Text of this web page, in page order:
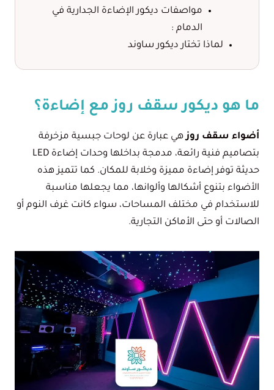
مواصفات ديكور الإضاءة الجدارية في
الدمام :
لماذا تختار ديكور ساوند
ما هو ديكور سقف روز مع إضاءة؟
أضواء سقف روزهي عبارة عن لوحات جبسية مزخرفة
بتصاميم فنية رائعة، مدمجة بداخلها وحدات إضاءة LED
حديثة توفر إضاءة مميزة وخلابة للمكان. كما تتميز هذه
الأضواء بتنوع أشكالها وألوانها، مما يجعلها مناسبة
للاستخدام في مختلف المساحات، سواء كانت غرف النوم أو
الصالات أو حتى الأماكن التجارية.